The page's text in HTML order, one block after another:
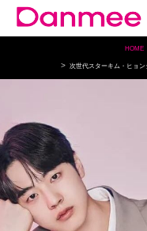
HOME
次世代スターキム・ヒョ